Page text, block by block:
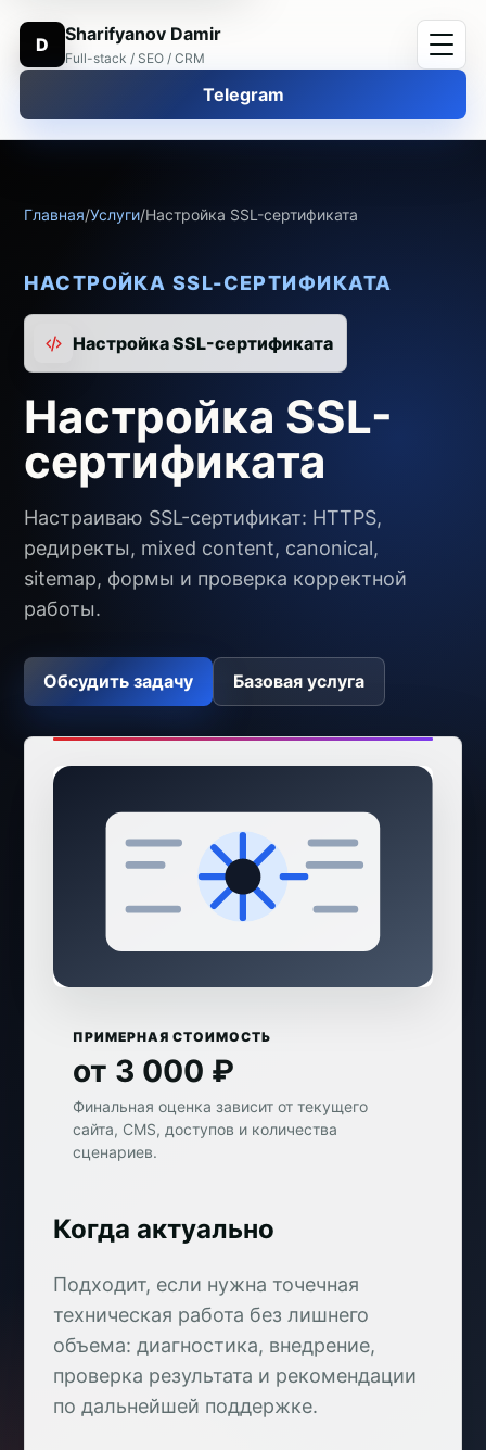
D Sharifyanov Damir
Full-stack / SEO / CRM
Telegram
Главная/Услуги/Настройка SSL-сертификата
НАСТРОЙКА SSL-СЕРТИФИКАТА
Настройка SSL-сертификата
Настройка SSL-
сертификата
Настраиваю SSL-сертификат: HTTPS,
редиректы, mixed content, canonical,
sitemap, формы и проверка корректной
работы.
Обсудить задачу Базовая услуга
ПРИМЕРНАЯ СТОИМОСТЬ
от 3 000 ₽
Финальная оценка зависит от текущего
сайта, CMS, доступов и количества
сценариев.
Когда актуально
Подходит, если нужна точечная
техническая работа без лишнего
объема: диагностика, внедрение,
проверка результата и рекомендации
по дальнейшей поддержке.